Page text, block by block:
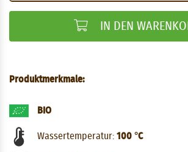
IN DEN
Produktmerkmale:
BIO
Wassertemperatur: 100 °C